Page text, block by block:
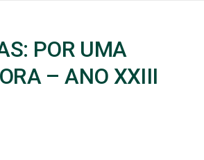
POR UMA
– ANO XXIII